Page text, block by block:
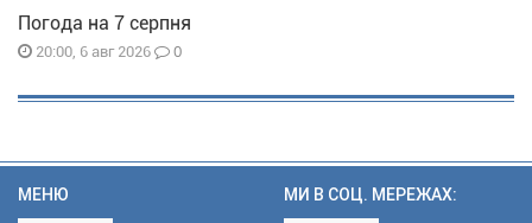
Погода на 7 серпня
20:00, 6 авг 2026 0
МЕНЮ МИ В СОЦ. МЕРЕЖАХ: